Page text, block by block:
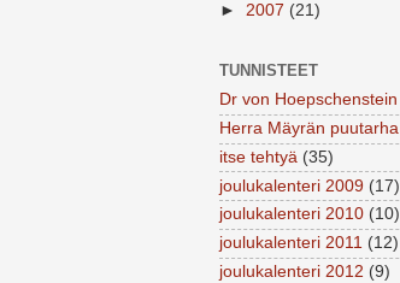
► 2007 (21)
TUNNISTEET
Dr von Hoepschenstein
Herra Mäyrän puutarha
itse tehtyä (35)
joulukalenteri 2009 (17)
joulukalenteri 2010 (10)
joulukalenteri 2011 (12)
joulukalenteri 2012 (9)